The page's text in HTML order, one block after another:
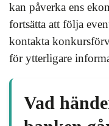
kan påverka ens
fortsätta att följa
kontakta
för ytterligare
Vad